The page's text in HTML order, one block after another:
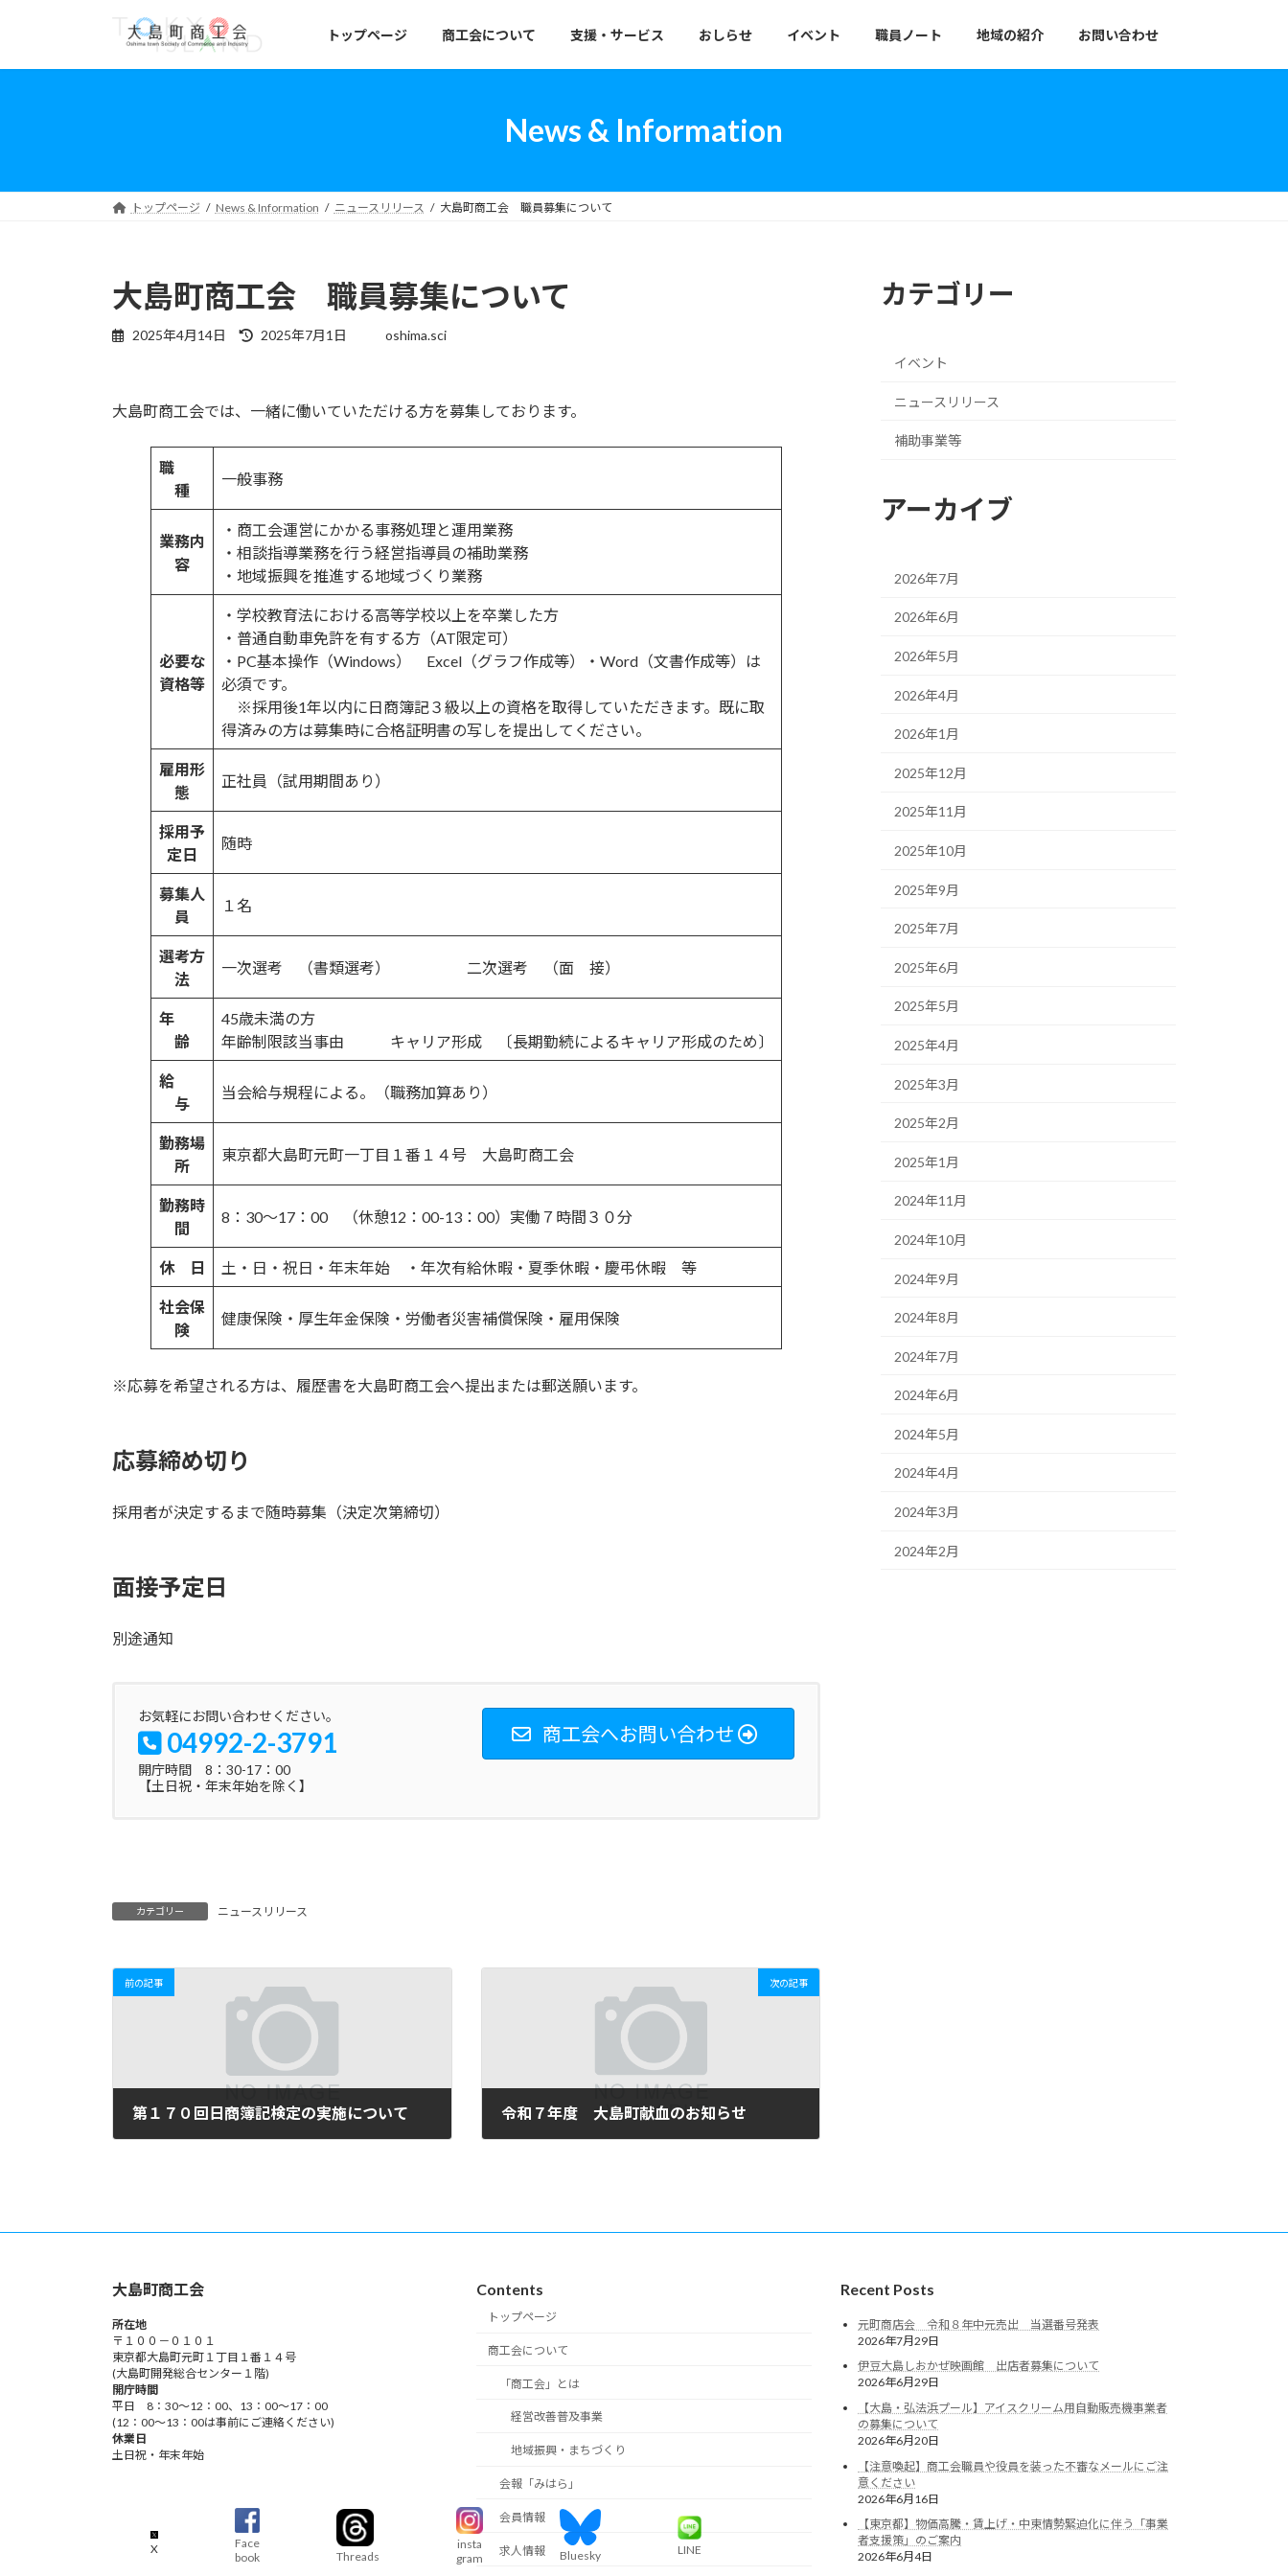
ッ
移
トップページ 商工会について 支援・サービス おしらせ イベント 職員ノート 地域の紹介 お問い合わせ
News & Information
トップページ News & Information ニュースリリース 大島町商工会 職員募集について
大島町商工会 職員募集について
2025年4月14日
最
日
:
2025年7月1日 oshima.sci
大島町商工会では、一緒に働いていただける方を募集しております。
職
種
一般事務
業務内
容
・商工会運営にかかる事務処理と運用業務
・相談指導業務を行う経営指導員の補助業務
・地域振興を推進する地域づくり業務
必要な
資格等
・学校教育法における高等学校以上を卒業した方
・普通自動車免許を有する方（AT限定可）
・PC基本操作（Windows） Excel（グラフ作成等）・Word（文書作成等）は
必須です。
※採用後1年以内に日商簿記３級以上の資格を取得していただきます。既に取
得済みの方は募集時に合格証明書の写しを提出してください。
雇用形
態
正社員（試用期間あり）
採用予
定日
随時
募集人
員
１名
選考方
法
一次選考 （書類選考） 二次選考 （面 接）
年
齢
45歳未満の方
年齢制限該当事由 キャリア形成 〔長期勤続によるキャリア形成のため〕
給
与
当会給与規程による。（職務加算あり）
勤務場
所
東京都大島町元町一丁目１番１４号 大島町商工会
勤務時
間
8：30～17：00 （休憩12：00-13：00）実働７時間３０分
休 日 土・日・祝日・年末年始 ・年次有給休暇・夏季休暇・慶弔休暇 等
社会保
険
健康保険・厚生年金保険・労働者災害補償保険・雇用保険
※応募を希望される方は、履歴書を大島町商工会へ提出または郵送願います。
応募締め切り
採用者が決定するまで随時募集（決定次第締切）
面接予定日
別途通知
お気軽にお問い合わせください。
04992-2-3791
開庁時間 8：30-17：00
【土日祝・年末年始を除く】
商工会へお問い合わせ
カテゴリー ニュースリリース
前の記事
第１７０回日商簿記検定の実施について
次の記事
令和７年度 大島町献血のお知らせ
カテゴリー
イベント
ニュースリリース
補助事業等
アーカイブ
2026年7月
2026年6月
2026年5月
2026年4月
2026年1月
2025年12月
2025年11月
2025年10月
2025年9月
2025年7月
2025年6月
2025年5月
2025年4月
2025年3月
2025年2月
2025年1月
2024年11月
2024年10月
2024年9月
2024年8月
2024年7月
2024年6月
2024年5月
2024年4月
2024年3月
2024年2月
大島町商工会
所在地
〒１００－０１０１
東京都大島町元町１丁目１番１４号
(大島町開発総合センター１階)
開庁時間
平日 8：30～12：00、13：00～17：00
(12：00～13：00は事前にご連絡ください)
休業日
土日祝・年末年始
X
Face
book
Threads
insta
gram
Bluesky LINE
Contents
トップページ
商工会について
「商工会」とは
経営改善普及事業
地域振興・まちづくり
会報「みはら」
会員情報
求人情報
Recent Posts
元町商店会 令和８年中元売出 当選番号発表
2026年7月29日
伊豆大島しおかぜ映画館 出店者募集について
2026年6月29日
【大島・弘法浜プール】アイスクリーム用自動販売機事業者
の募集について
2026年6月20日
【注意喚起】商工会職員や役員を装った不審なメールにご注
意ください
2026年6月16日
【東京都】物価高騰・賃上げ・中東情勢緊迫化に伴う「事業
者支援策」のご案内
2026年6月4日